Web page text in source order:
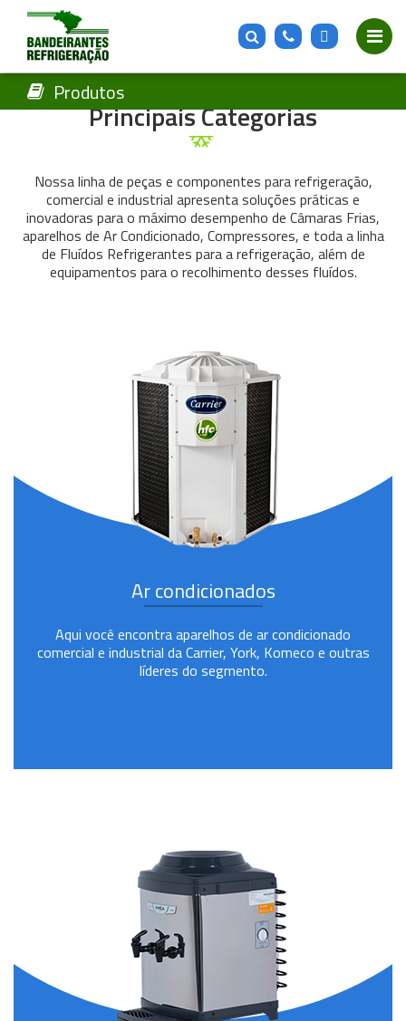
Produtos
Principais Categorias
Nossa linha de peças e componentes para refrigeração,
comercial e industrial apresenta soluções práticas e
inovadoras para o máximo desempenho de Câmaras Frias,
aparelhos de Ar Condicionado, Compressores, e toda a linha
de Fluídos Refrigerantes para a refrigeração, além de
equipamentos para o recolhimento desses fluídos.
Ar condicionados
Aqui você encontra aparelhos de ar condicionado
comercial e industrial da Carrier, York, Komeco e outras
líderes do segmento.
Produtos